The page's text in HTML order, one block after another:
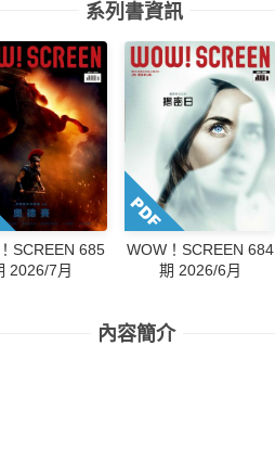
系列書資訊
SCREEN 685
2026/7月
WOW！SCREEN 684
期 2026/6月
內容簡介